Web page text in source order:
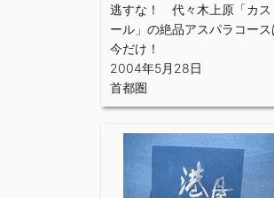
逃すな！ 代々木上原「カス
ール」の絶品アスパラコース
今だけ！
2004年5月28日
首都圏